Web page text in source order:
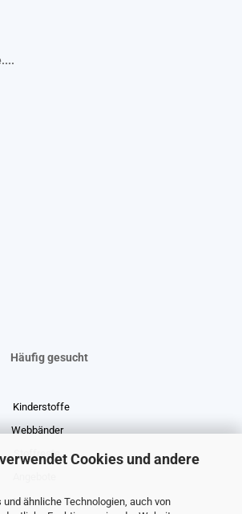
Cookies und andere
ähnliche Technologien, auch von
Häufig gesucht
Kinderstoffe
Webbänder
Stoffreste
Meterware